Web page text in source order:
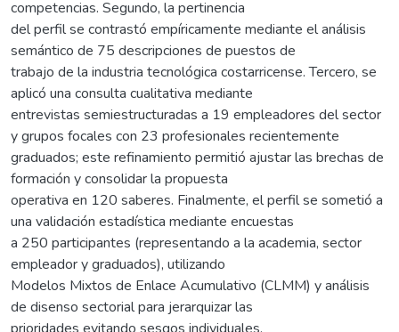
competencias. Segundo, la pertinencia
del perfil se contrastó empíricamente mediante el análisis
semántico de 75 descripciones de puestos de
trabajo de la industria tecnológica costarricense. Tercero, se
aplicó una consulta cualitativa mediante
entrevistas semiestructuradas a 19 empleadores del sector
y grupos focales con 23 profesionales recientemente
graduados; este refinamiento permitió ajustar las brechas de
formación y consolidar la propuesta
operativa en 120 saberes. Finalmente, el perfil se sometió a
una validación estadística mediante encuestas
a 250 participantes (representando a la academia, sector
empleador y graduados), utilizando
Modelos Mixtos de Enlace Acumulativo (CLMM) y análisis
de disenso sectorial para jerarquizar las